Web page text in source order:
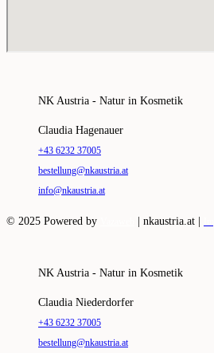
NK Austria - Natur in Kosmetik
Claudia Hagenauer
+43 6232 37005
bestellung@nkaustria.at
info@nkaustria.at
© 2025 Powered by nkaustria.at |
NK Austria - Natur in Kosmetik
Claudia Niederdorfer
+43 6232 37005
bestellung@nkaustria.at